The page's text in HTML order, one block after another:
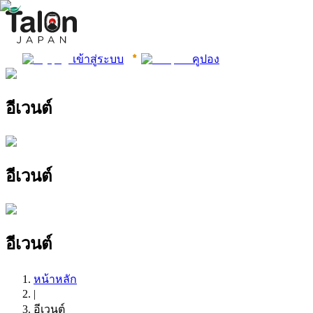
เข้าสู่ระบบ คูปอง
อีเวนต์
อีเวนต์
อีเวนต์
หน้าหลัก
|
อีเวนต์